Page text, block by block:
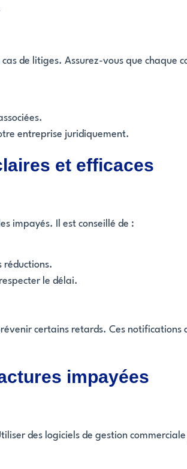
de litiges. Assurez-vous que chaque
entreprise juridiquement.
et efficaces
impayés. Il est conseillé de :
réductions.
le délai.
certains retards. Ces notifications
impayées
des logiciels de gestion